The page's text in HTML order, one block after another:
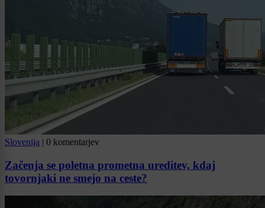
Slovenija | 0 komentarjev
Začenja se poletna prometna ureditev, kdaj
tovornjaki ne smejo na ceste?